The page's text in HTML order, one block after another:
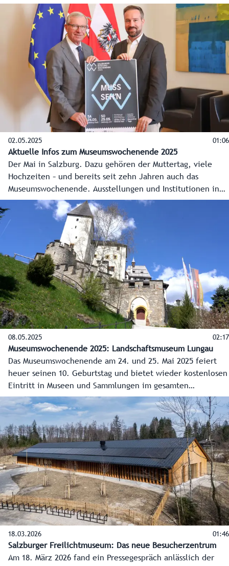
zweites Leben einzuhauchen. Familie Nindl hat gemeinsam
mit Bürgermeister Andreas Schweinberger den
Verantwortlichen vorgeschlagen, das alte
Wirtschaftsgebäude in Großgmain aufzustellen.
02.05.2025 01:06
Aktuelle Infos zum Museumswochenende 2025
Der Mai in Salzburg. Dazu gehören der Muttertag, viele
Hochzeiten – und bereits seit zehn Jahren auch das
Museumswochenende. Ausstellungen und Institutionen in
Stadt und Land Salzburg öffnen heuer am 24. und 25. Mai
ihre Türen und machen Gusto auf mehr. Als Bonus sind
auch die öffentlichen Verkehrsmittel an diesen beiden
Tagen im ganzen Bundesland gratis.
08.05.2025 02:17
Museumswochenende 2025: Landschaftsmuseum Lungau
Das Museumswochenende am 24. und 25. Mai 2025 feiert
heuer seinen 10. Geburtstag und bietet wieder kostenlosen
Eintritt in Museen und Sammlungen im gesamten
Bundesland. Auch der Lungau ist wieder dabei, unter
anderem das Landschaftsmuseum in der Burg Mauterndorf.
18.03.2026 01:46
Salzburger Freilichtmuseum: Das neue Besucherzentrum
Am 18. März 2026 fand ein Pressegespräch anlässlich der